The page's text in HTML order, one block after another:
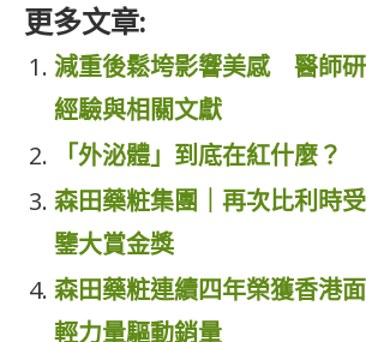
更多文章:
減重後鬆垮影響美感 醫師
經驗與相關文獻
「外泌體」到底在紅什麼？
森田藥粧集團｜再次比利時
鑒大賞金獎
森田藥粧連續四年榮獲香港
輕力量驅動銷量